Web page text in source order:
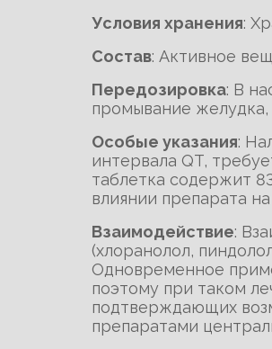
Условия хранения:
Состав: Активное
Передозировка: В
промывание желудка,
Особые указания:
интервала QT,
таблетка содержит
влиянии препарата
Взаимодействие:
(хлоранолол,
Одновременное
поэтому при таком
подтверждающих
препаратами